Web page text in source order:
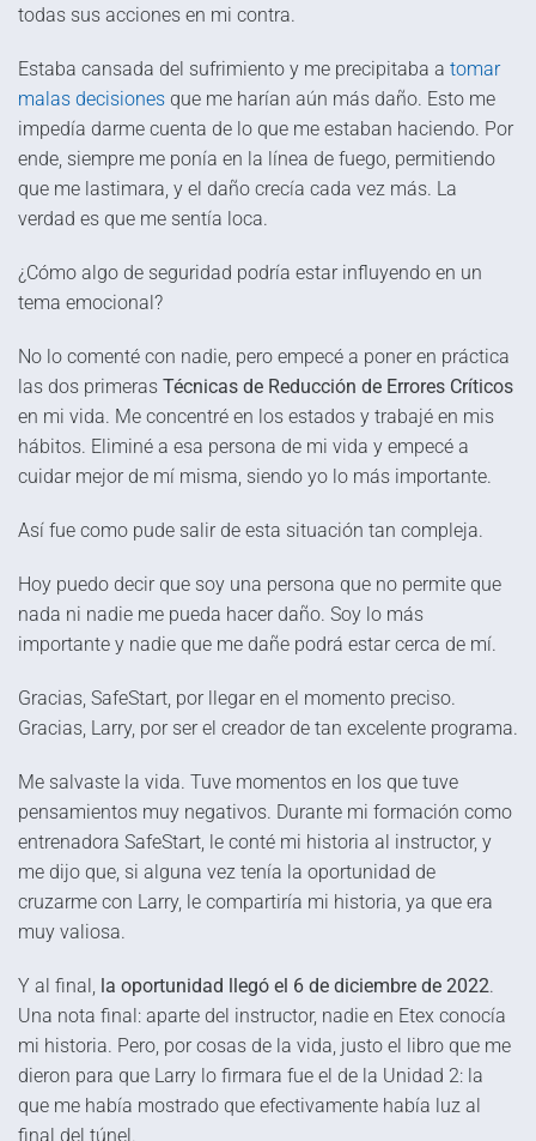
todas sus acciones en mi contra.
Estaba cansada del sufrimiento y me precipitaba a tomar
malas decisiones que me harían aún más daño. Esto me
impedía darme cuenta de lo que me estaban haciendo. Por
ende, siempre me ponía en la línea de fuego, permitiendo
que me lastimara, y el daño crecía cada vez más. La
verdad es que me sentía loca.
¿Cómo algo de seguridad podría estar influyendo en un
tema emocional?
No lo comenté con nadie, pero empecé a poner en práctica
las dos primeras Técnicas de Reducción de Errores Críticos
en mi vida. Me concentré en los estados y trabajé en mis
hábitos. Eliminé a esa persona de mi vida y empecé a
cuidar mejor de mí misma, siendo yo lo más importante.
Así fue como pude salir de esta situación tan compleja.
Hoy puedo decir que soy una persona que no permite que
nada ni nadie me pueda hacer daño. Soy lo más
importante y nadie que me dañe podrá estar cerca de mí.
Gracias, SafeStart, por llegar en el momento preciso.
Gracias, Larry, por ser el creador de tan excelente programa.
Me salvaste la vida. Tuve momentos en los que tuve
pensamientos muy negativos. Durante mi formación como
entrenadora SafeStart, le conté mi historia al instructor, y
me dijo que, si alguna vez tenía la oportunidad de
cruzarme con Larry, le compartiría mi historia, ya que era
muy valiosa.
Y al final, la oportunidad llegó el 6 de diciembre de 2022.
Una nota final: aparte del instructor, nadie en Etex conocía
mi historia. Pero, por cosas de la vida, justo el libro que me
dieron para que Larry lo firmara fue el de la Unidad 2: la
que me había mostrado que efectivamente había luz al
final del túnel.